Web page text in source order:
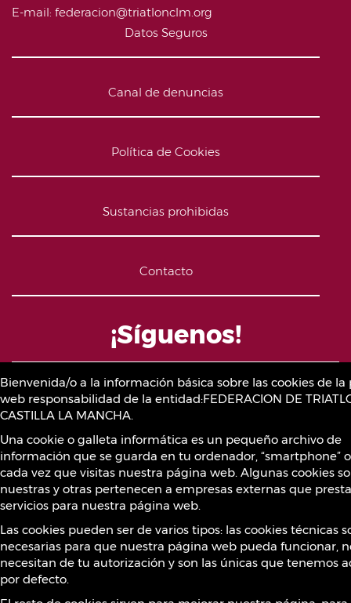
Bienvenida/o a la información básica sobre las cookies de la
web responsabilidad de la entidad:FEDERACION DE
CASTILLA LA MANCHA.
Una cookie o galleta informática es un pequeño archivo de
información que se guarda en tu ordenador, “smartphone”
cada vez que visitas nuestra página web. Algunas cookies
nuestras y otras pertenecen a empresas externas que
servicios para nuestra página web.
Las cookies pueden ser de varios tipos: las cookies técnicas
necesarias para que nuestra página web pueda funcionar,
necesitan de tu autorización y son las únicas que tenemos
por defecto.
E-mail: federacion@triatlonclm.org
Datos Seguros
Canal de denuncias
Política de Cookies
Sustancias prohibidas
Contacto
¡Síguenos!
Desarrollo Web